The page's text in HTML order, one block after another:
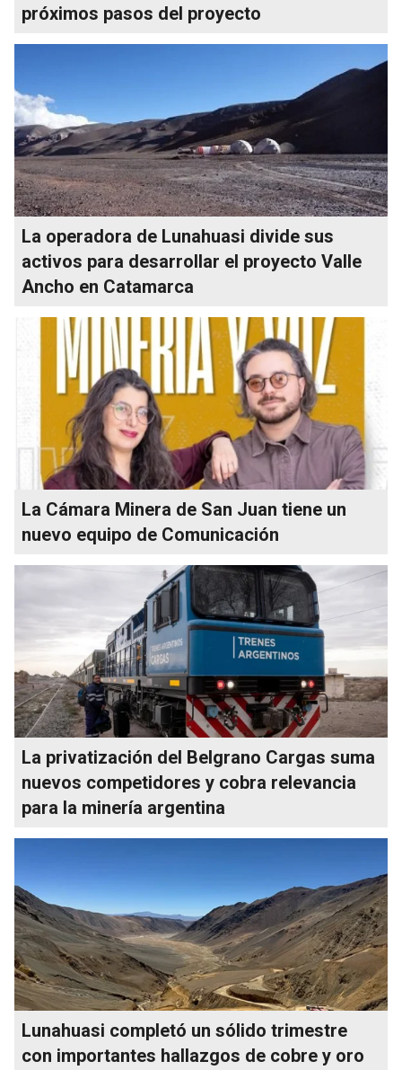
próximos pasos del proyecto
La operadora de Lunahuasi divide sus
activos para desarrollar el proyecto Valle
Ancho en Catamarca
La Cámara Minera de San Juan tiene un
nuevo equipo de Comunicación
La privatización del Belgrano Cargas suma
nuevos competidores y cobra relevancia
para la minería argentina
Lunahuasi completó un sólido trimestre
con importantes hallazgos de cobre y oro